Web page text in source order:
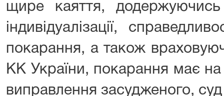
щире каяття, додержуючись
індивідуалізації,
покарання, а також
КК України, покарання має на
виправлення засудженого,